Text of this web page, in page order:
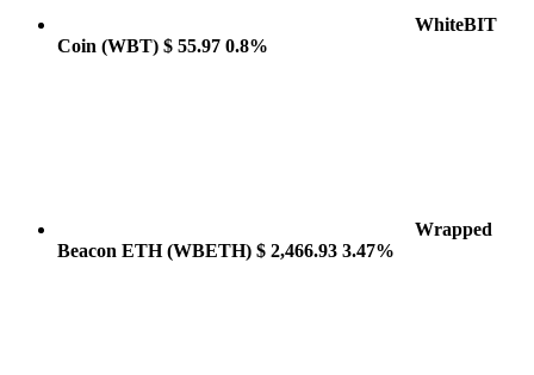
WhiteBIT
Coin (WBT) $ 55.97 0.8%
Wrapped
Beacon ETH(WBETH) $ 2,466.93 3.47%